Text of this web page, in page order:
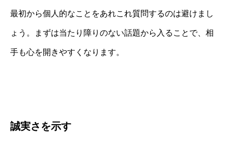
最初から個人的なことをあれこれ質問するのは避けまし
ょう。まずは当たり障りのない話題から入ることで、相
手も心を開きやすくなります。
誠実さを示す